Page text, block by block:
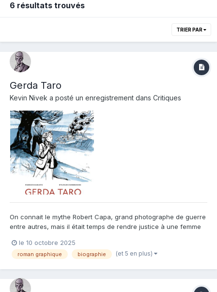
6 résultats trouvés
TRIER PAR
Gerda Taro
Kevin Nivek a posté un enregistrement dans Critiques
On connait le mythe Robert Capa, grand photographe de guerre
entre autres, mais il était temps de rendre justice à une femme
jeunesse dans une Allemagne en pleine montée du nazisme
avec les chasses aux juifs, elle y sera même séquestr...
le 10 octobre 2025
roman graphique biographie (et 5 en plus)